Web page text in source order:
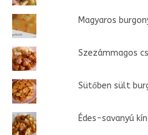
Magyaros
Szezámmagos
Sütőben sült
Édes-savanyú